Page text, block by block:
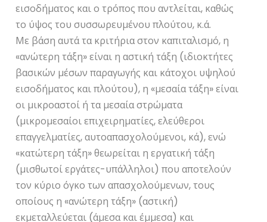
εισοδήματος και ο τρόπος που αντλείται, καθώς
το ύψος του συσσωρευμένου πλούτου, κ.ά.
Με βάση αυτά τα κριτήρια στον καπιταλισμό, η
«ανώτερη τάξη» είναι η αστική τάξη (ιδιοκτήτες
βασικών μέσων παραγωγής και κάτοχοι υψηλού
εισοδήματος και πλούτου), η «μεσαία τάξη» είναι
οι μικροαστοί ή τα μεσαία στρώματα
(μικρομεσαίοι επιχειρηματίες, ελεύθεροι
επαγγελματίες, αυτοαπασχολούμενοι, κά), ενώ
«κατώτερη τάξη» θεωρείται η εργατική τάξη
(μισθωτοί εργάτες-υπάλληλοι) που αποτελούν
τον κύριο όγκο των απασχολούμενων, τους
οποίους η «ανώτερη τάξη» (αστική)
εκμεταλλεύεται (άμεσα και έμμεσα) και